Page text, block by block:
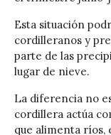
Esta situación
cordilleranos y
parte de las
lugar de nieve.
La diferencia no
cordillera actúa
que alimenta ríos,